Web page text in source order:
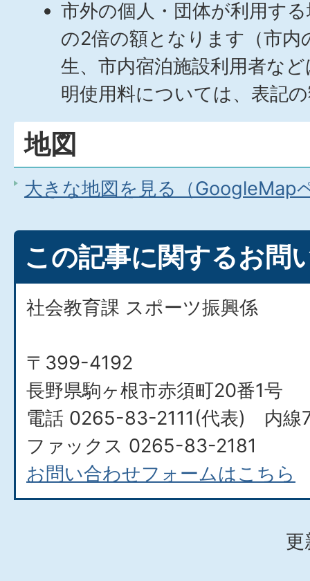
市外の個人・団体が利用す
の2倍の額となります（市内
生、市内宿泊施設利用者な
明使用料については、表記
地図
大きな地図を見る（GoogleMap
この記事に関するお問
社会教育課 スポーツ振興係
〒399-4192
長野県駒ヶ根市赤須町20番1号
電話 0265-83-2111(代表) 内線
ファックス 0265-83-2181
お問い合わせフォームはこちら
更